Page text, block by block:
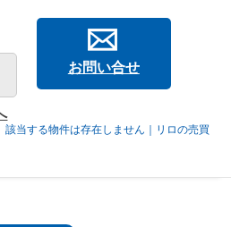
該当する物件は存在しません｜リロの売買
お問い合せ